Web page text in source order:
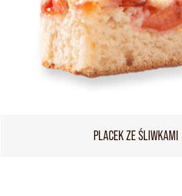
PLACEK ZE ŚLIWKAMI